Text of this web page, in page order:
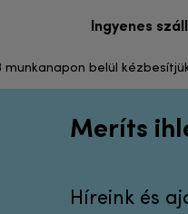
Ingyenes
belül
Meríts
Híreink és